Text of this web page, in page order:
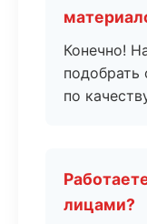
Конечно!
подобрать
по
лицами?